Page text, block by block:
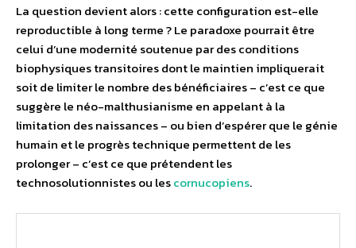
La question devient alors : cette configuration est-elle
reproductible à long terme ? Le paradoxe pourrait être
celui d’une modernité soutenue par des conditions
biophysiques transitoires dont le maintien impliquerait
soit de limiter le nombre des bénéficiaires – c’est ce que
suggère le néo-malthusianisme en appelant à la
limitation des naissances – ou bien d’espérer que le génie
humain et le progrès technique permettent de les
prolonger – c’est ce que prétendent les
technosolutionnistes ou lescornucopiens.